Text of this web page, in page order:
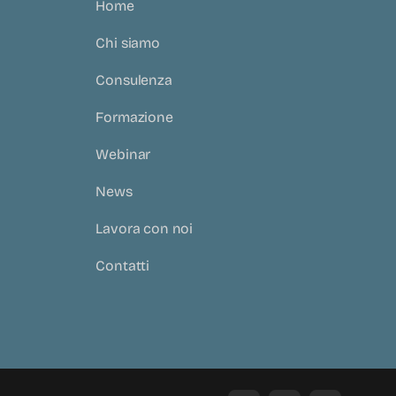
Home
Chi siamo
Consulenza
Formazione
Webinar
News
Lavora con noi
Contatti